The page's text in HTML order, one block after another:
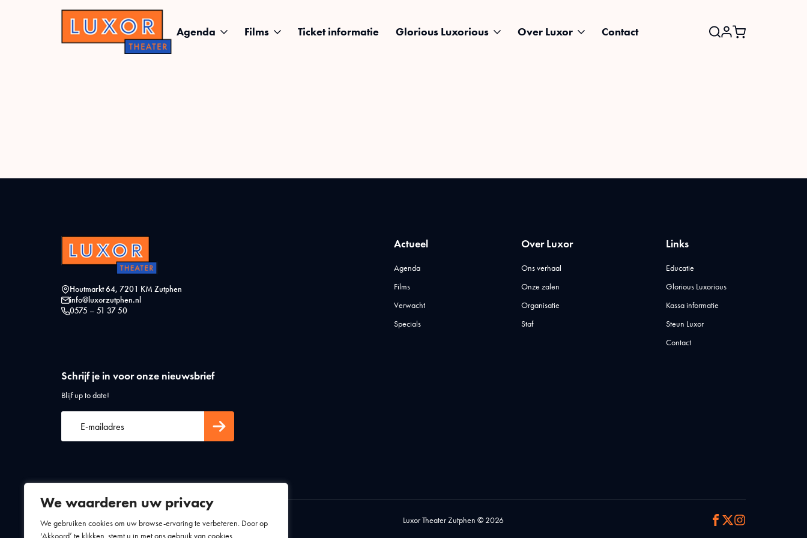
We waarderen uw privacy
We gebruiken cookies om uw browse-ervaring te verbeteren. Door op
‘Akkoord’ te klikken, stemt u in met ons gebruik van cookies.
Agenda Films Ticket informatie Glorious Luxorious Over Luxor
Contact
Houtmarkt 64, 7201 KM Zutphen
info@luxorzutphen.nl
0575 – 51 37 50
Actueel
Agenda
Films
Verwacht
Specials
Over Luxor
Ons verhaal
Onze zalen
Organisatie
Staf
Links
Educatie
Glorious Luxorious
Kassa informatie
Steun Luxor
Contact
Schrijf je in voor onze nieuwsbrief
Blijf up to date!
Algemene voorwaardenPrivacy statement Luxor Theater Zutphen © 2026